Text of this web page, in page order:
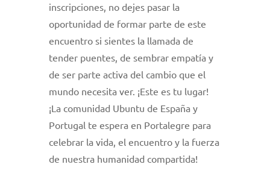
inscripciones, no dejes pasar la
oportunidad de formar parte de este
encuentro si sientes la llamada de
tender puentes, de sembrar empatía y
de ser parte activa del cambio que el
mundo necesita ver. ¡Este es tu lugar!
¡La comunidad Ubuntu de España y
Portugal te espera en Portalegre para
celebrar la vida, el encuentro y la fuerza
de nuestra humanidad compartida!